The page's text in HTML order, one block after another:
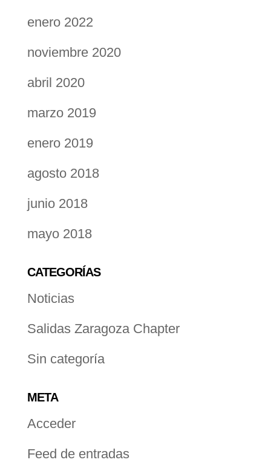
enero 2022
noviembre 2020
abril 2020
marzo 2019
enero 2019
agosto 2018
junio 2018
mayo 2018
CATEGORÍAS
Noticias
Salidas Zaragoza Chapter
Sin categoría
META
Acceder
Feed de entradas